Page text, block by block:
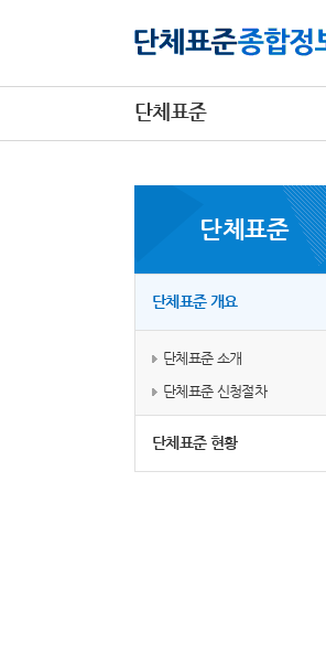
단체표준
단체표준
단체표준 개요
단체표준 소개
단체표준 신청절차
단체표준 현황